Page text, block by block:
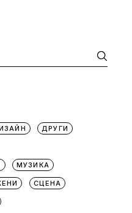
ДРУГИ
МУЗИКА
СЦЕНА